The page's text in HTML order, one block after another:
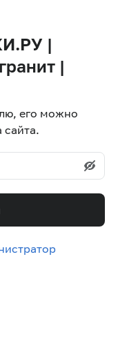
|
|
его можно
сайта.